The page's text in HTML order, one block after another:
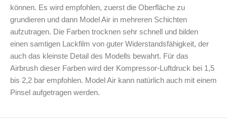
können. Es wird empfohlen, zuerst die Oberfläche zu
grundieren und dann Model Air in mehreren Schichten
aufzutragen. Die Farben trocknen sehr schnell und bilden
einen samtigen Lackfilm von guter Widerstandsfähigkeit, der
auch das kleinste Detail des Modells bewahrt. Für das
Airbrush dieser Farben wird der Kompressor-Luftdruck bei 1,5
bis 2,2 bar empfohlen. Model Air kann natürlich auch mit einem
Pinsel aufgetragen werden.